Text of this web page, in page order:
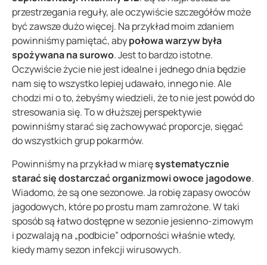
przestrzegania reguły, ale oczywiście szczegółów może
być zawsze dużo więcej. Na przykład moim zdaniem
powinniśmy pamiętać, abypołowa warzyw była
spożywana na surowo. Jest to bardzo istotne.
Oczywiście życie nie jest idealne i jednego dnia będzie
nam się to wszystko lepiej udawało, innego nie. Ale
chodzi mi o to, żebyśmy wiedzieli, że to nie jest powód do
stresowania się. To w dłuższej perspektywie
powinniśmy starać się zachowywać proporcje, sięgać
do wszystkich grup pokarmów.
Powinniśmy na przykład w miaręsystematycznie
starać się dostarczać organizmowi owoce jagodowe.
Wiadomo, że są one sezonowe. Ja robię zapasy owoców
jagodowych, które po prostu mam zamrożone. W taki
sposób są łatwo dostępne w sezonie jesienno-zimowym
i pozwalają na „podbicie” odporności właśnie wtedy,
kiedy mamy sezon infekcji wirusowych.